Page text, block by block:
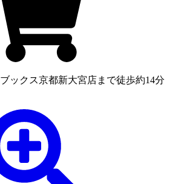
ブックス京都新大宮店まで徒歩約14分